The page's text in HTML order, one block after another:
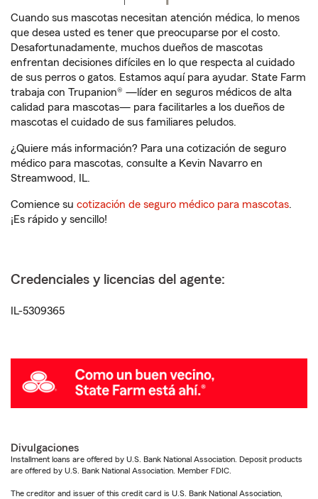
Cuando sus mascotas necesitan atención médica, lo menos
que desea usted es tener que preocuparse por el costo.
Desafortunadamente, muchos dueños de mascotas
enfrentan decisiones difíciles en lo que respecta al cuidado
de sus perros o gatos. Estamos aquí para ayudar. State Farm
trabaja con Trupanion® —líder en seguros médicos de alta
calidad para mascotas— para facilitarles a los dueños de
mascotas el cuidado de sus familiares peludos.
¿Quiere más información? Para una cotización de seguro
médico para mascotas, consulte a Kevin Navarro en
Streamwood, IL.
Comience su cotización de seguro médico para mascotas.
¡Es rápido y sencillo!
Credenciales y licencias del agente:
IL-5309365
Divulgaciones
Installment loans are offered by U.S. Bank National Association. Deposit products
are offered by U.S. Bank National Association. Member FDIC.
The creditor and issuer of this credit card is U.S. Bank National Association,